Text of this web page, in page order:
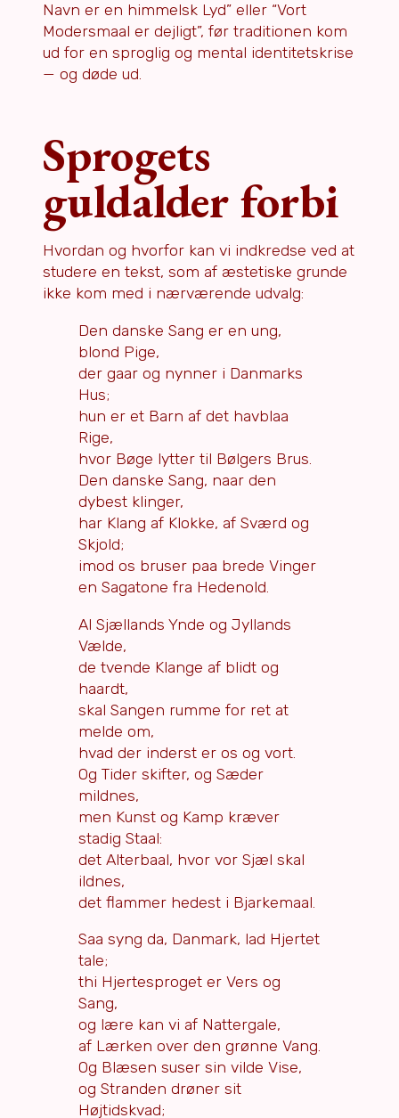
Navn er en himmelsk Lyd” eller “Vort
Modersmaal er dejligt”, før traditionen kom
ud for en sproglig og mental identitetskrise
— og døde ud.
Sprogets
guldalder forbi
Hvordan og hvorfor kan vi indkredse ved at
studere en tekst, som af æstetiske grunde
ikke kom med i nærværende udvalg:
Den danske Sang er en ung,
blond Pige,
der gaar og nynner i Danmarks
Hus;
hun er et Barn af det havblaa
Rige,
hvor Bøge lytter til Bølgers Brus.
Den danske Sang, naar den
dybest klinger,
har Klang af Klokke, af Sværd og
Skjold;
imod os bruser paa brede Vinger
en Sagatone fra Hedenold.
Al Sjællands Ynde og Jyllands
Vælde,
de tvende Klange af blidt og
haardt,
skal Sangen rumme for ret at
melde om,
hvad der inderst er os og vort.
Og Tider skifter, og Sæder
mildnes,
men Kunst og Kamp kræver
stadig Staal:
det Alterbaal, hvor vor Sjæl skal
ildnes,
det flammer hedest i Bjarkemaal.
Saa syng da, Danmark, lad Hjertet
tale;
thi Hjertesproget er Vers og
Sang,
og lære kan vi af Nattergale,
af Lærken over den grønne Vang.
Og Blæsen suser sin vilde Vise,
og Stranden drøner sit
Højtidskvad;